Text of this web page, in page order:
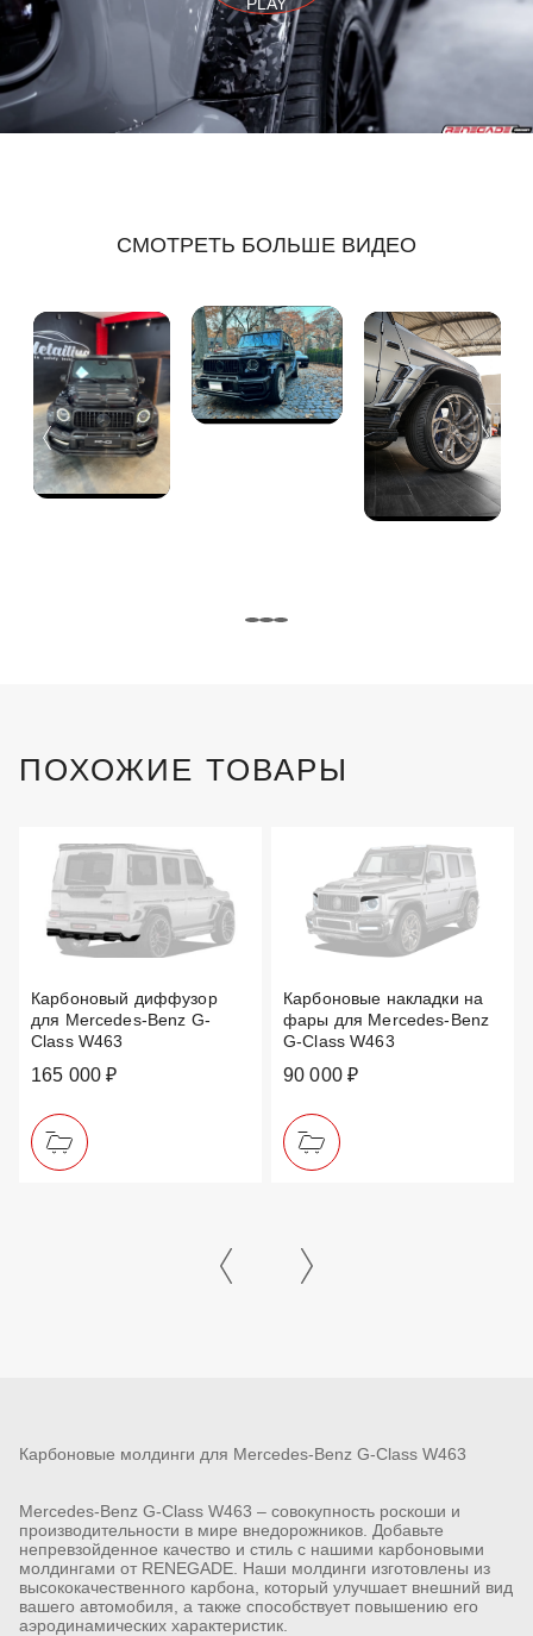
СМОТРЕТЬ БОЛЬШЕ ВИДЕО
ПОХОЖИЕ ТОВАРЫ
Карбоновый диффузор
для Mercedes-Benz G-
Class W463
165 000 ₽
Карбоновые накладки на
фары для Mercedes-Benz
G-Class W463
90 000 ₽
Карбоновые молдинги для Mercedes-Benz G-Class W463
Mercedes-Benz G-Class W463 – совокупность роскоши и
производительности в мире внедорожников. Добавьте
непревзойденное качество и стиль с нашими карбоновыми
молдингами от RENEGADE. Наши молдинги изготовлены из
высококачественного карбона, который улучшает внешний вид
вашего автомобиля, а также способствует повышению его
аэродинамических характеристик.